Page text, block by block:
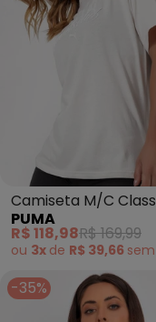
Camiseta M/C Class
Relaxed Tee (Bege)
PUMA
R$ 118,98R$ 169,99
ou 3x de R$ 39,66 sem
-35%